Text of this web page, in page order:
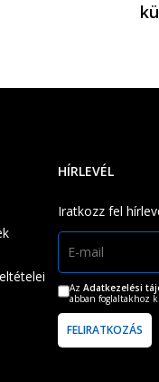
HÍRLEVÉL
Iratkozz fel
Az Adatkezelési
abban foglaltakhoz